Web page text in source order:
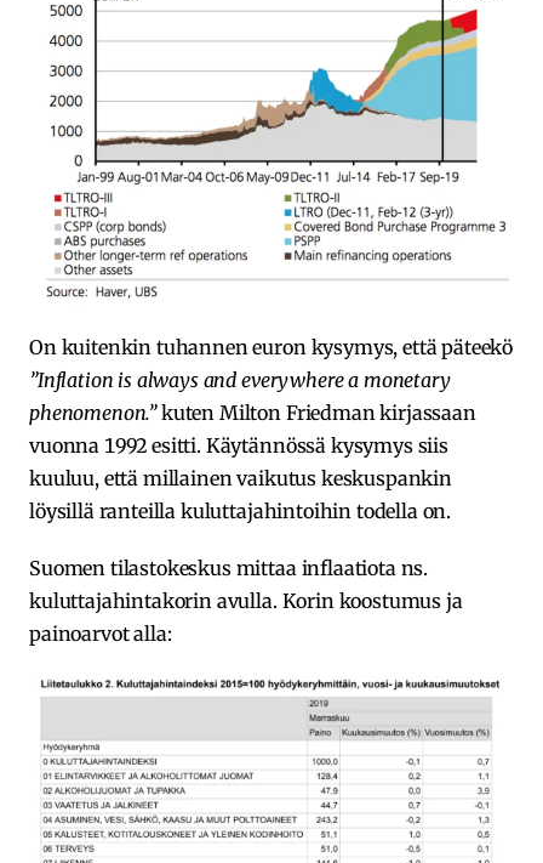
On kuitenkin tuhannen euron kysymys, että päteekö
”Inflation is always and everywhere a monetary
phenomenon.”kuten Milton Friedman kirjassaan
vuonna 1992 esitti. Käytännössä kysymys siis
kuuluu, että millainen vaikutus keskuspankin
löysillä ranteilla kuluttajahintoihin todella on.
Suomen tilastokeskus mittaa inflaatiota ns.
kuluttajahintakorin avulla. Korin koostumus ja
painoarvot alla: